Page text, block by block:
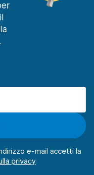
e-mail accetti la